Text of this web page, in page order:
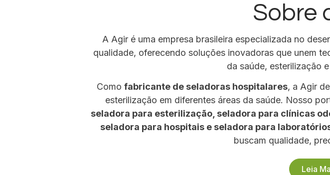
Sobre
A Agir é uma empresa brasileira especializada no
qualidade, oferecendo soluções inovadoras que unem
da saúde, esterilização
Como fabricante de seladoras hospitalares, a Agir
esterilização em diferentes áreas da saúde. Nosso
seladora para esterilização, seladora para clínicas
seladora para hospitais e seladora para
buscam qualidade,
Leia